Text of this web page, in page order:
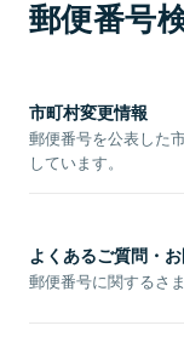
郵便番号
市町村変更情報
郵便番号を公表した
しています。
よくあるご質問・
郵便番号に関するさ